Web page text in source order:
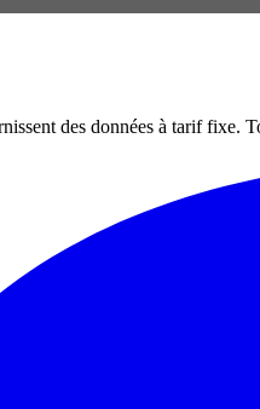
des données à tarif fixe.